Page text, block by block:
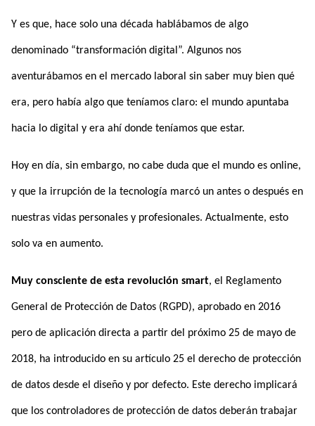
Y es que, hace solo una década hablábamos de algo
denominado “transformación digital”. Algunos nos
aventurábamos en el mercado laboral sin saber muy bien qué
era, pero había algo que teníamos claro: el mundo apuntaba
hacia lo digital y era ahí donde teníamos que estar.
Hoy en día, sin embargo, no cabe duda que el mundo es online,
y que la irrupción de la tecnología marcó un antes o después en
nuestras vidas personales y profesionales. Actualmente, esto
solo va en aumento.
Muy consciente de esta revolución smart, el Reglamento
General de Protección de Datos (RGPD), aprobado en 2016
pero de aplicación directa a partir del próximo 25 de mayo de
2018, ha introducido en su artículo 25 el derecho de protección
de datos desde el diseño y por defecto. Este derecho implicará
que los controladores de protección de datos deberán trabajar